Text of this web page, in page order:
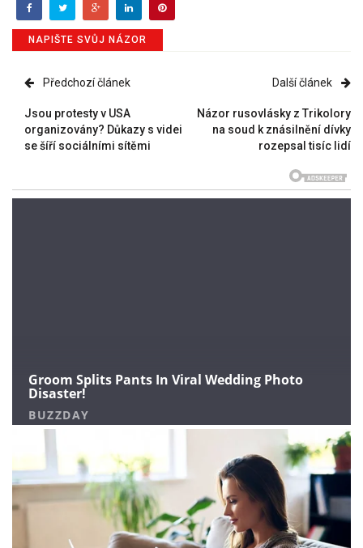
NAPIŠTE SVŮJ NÁZOR
Předchozí článek
Jsou protesty v USA
organizovány? Důkazy s videi
se šíří sociálními sítěmi
Další článek
Názor rusovlásky z Trikolory
na soud k znásilnění dívky
rozepsal tisíc lidí